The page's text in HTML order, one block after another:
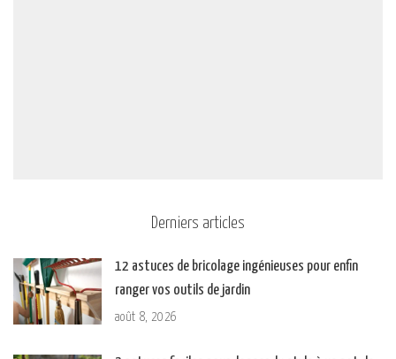
Derniers articles
12 astuces de bricolage ingénieuses pour enfin
ranger vos outils de jardin
août 8, 2026